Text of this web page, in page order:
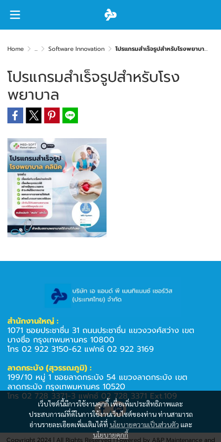
Home ... Software Innovation โปรแกรมสำเร็จรูปสำหรับโรงพยาบาล
โปรแกรมสำเร็จรูปสำหรับโรง
พยาบาล
เว็บไซต์นี้มีการใช้งานคุกกี้ เพื่อเพิ่มประสิทธิภาพและ
ประสบการณ์ที่ดีในการใช้งานเว็บไซต์ของท่าน ท่านสามารถ
อ่านรายละเอียดเพิ่มเติมได้ที่ นโยบายความเป็นส่วนตัว และ
นโยบายคุกกี้
สํานักงานใหญ่ :
1071 ซอยประชาชื่น 31 ถนนประชาชื่น แขวงวงศ์สว่าง เขต
บางซื่อ กรุงเทพมหานคร 10800
โทร 02 922 3150-62 แฟกซ์ 02 922 3169
ลาดกระบัง (สุวรรณภูมิ) :
199/10 หมู่ 1 ซอยลาดกระบัง 54 แขวงลาดกระบัง เขต
ลาดกระบัง กรุงเทพมหานคร 10520
โทร 02 728 3371-3 แฟกซ์ 02 728 3371 Ext.109
Copyright 2024 | All Rights Reserved | Powered by A&P Maintenance and